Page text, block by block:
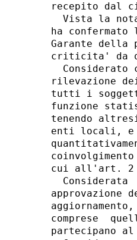
recepito dal
Vista la
ha
Garante della
criticita' da
Considerato
rilevazione
tutti i
funzione
tenendo
enti locali, e
cui all'art. 2
Considerata
approvazione
comprese
partecipano al